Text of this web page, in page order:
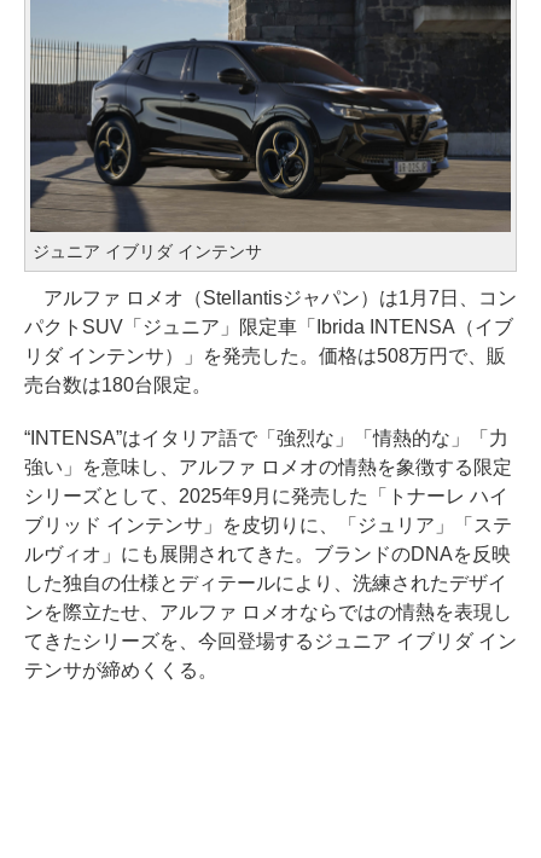
ジュニア イブリダ インテンサ
アルファ ロメオ（Stellantisジャパン）は1月7日、コン
パクトSUV「ジュニア」限定車「Ibrida INTENSA（イブ
リダ インテンサ）」を発売した。価格は508万円で、販
売台数は180台限定。
“INTENSA”はイタリア語で「強烈な」「情熱的な」「力
強い」を意味し、アルファ ロメオの情熱を象徴する限定
シリーズとして、2025年9月に発売した「トナーレ ハイ
ブリッド インテンサ」を皮切りに、「ジュリア」「ステ
ルヴィオ」にも展開されてきた。ブランドのDNAを反映
した独自の仕様とディテールにより、洗練されたデザイ
ンを際立たせ、アルファ ロメオならではの情熱を表現し
てきたシリーズを、今回登場するジュニア イブリダ イン
テンサが締めくくる。